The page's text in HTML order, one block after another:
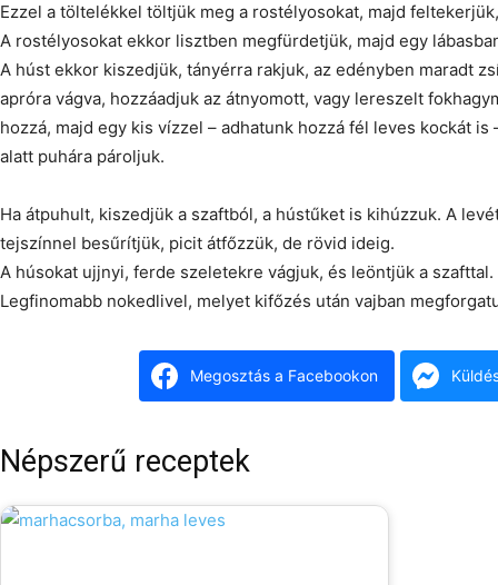
Ezzel a töltelékkel töltjük meg a rostélyosokat, majd
A rostélyosokat ekkor lisztben megfürdetjük, majd egy
A húst ekkor kiszedjük, tányérra rakjuk, az edényben maradt
apróra vágva, hozzáadjuk az átnyomott, vagy lereszelt
hozzá, majd egy kis vízzel – adhatunk hozzá fél leves kockát
alatt puhára pároljuk.
Ha átpuhult, kiszedjük a szaftból, a hústűket is kihúzzuk. A
tejszínnel besűrítjük, picit átfőzzük, de rövid ideig.
A húsokat ujjnyi, ferde szeletekre vágjuk, és leöntjük a szafttal.
Legfinomabb nokedlivel, melyet kifőzés után vajban
Megosztás a Facebookon
Népszerű receptek